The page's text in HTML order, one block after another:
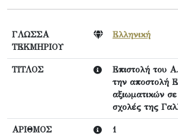
ΓΛΩΣΣΑ
ΤΕΚΜΗΡΙΟΥ
Ελληνική
ΤΙΤΛΟΣ
Επιστολή του
την αποστολή
αξιωματικών σε
σχολές της
ΑΡΙΘΜΟΣ
1